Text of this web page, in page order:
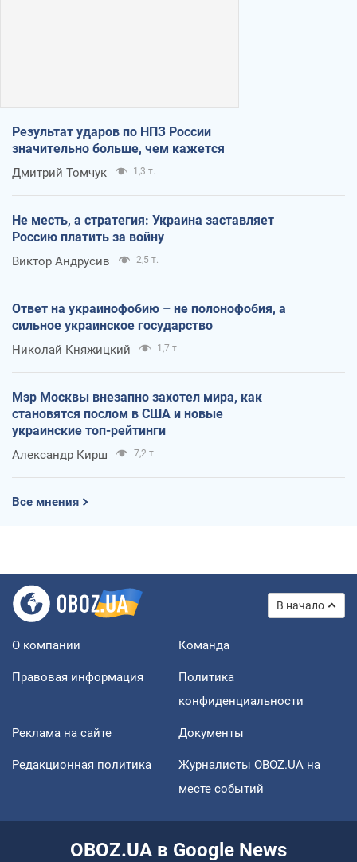
Результат ударов по НПЗ России
значительно больше, чем кажется
Дмитрий Томчук 1,3 т.
Не месть, а стратегия: Украина заставляет
Россию платить за войну
Виктор Андрусив 2,5 т.
Ответ на украинофобию – не полонофобия, а
сильное украинское государство
Николай Княжицкий 1,7 т.
Мэр Москвы внезапно захотел мира, как
становятся послом в США и новые
украинские топ-рейтинги
Александр Кирш 7,2 т.
Все мнения
В начало
О компании Команда
Правовая информация
Политика
конфиденциальности
Реклама на сайте Документы
Редакционная политика
Журналисты OBOZ.UA на
месте событий
OBOZ.UA в Google News